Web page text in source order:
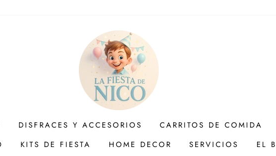
DISFRACES Y ACCESORIOS CARRITOS DE COMIDA
KITS DE FIESTA HOME DECOR SERVICIOS
EL